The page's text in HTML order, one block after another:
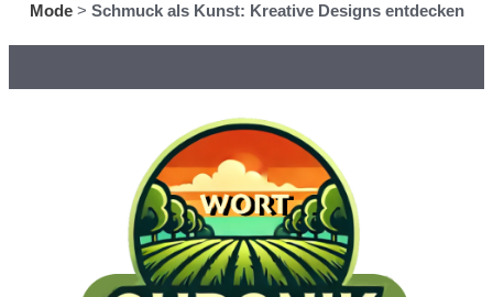
Mode> Schmuck als Kunst: Kreative Designs entdecken